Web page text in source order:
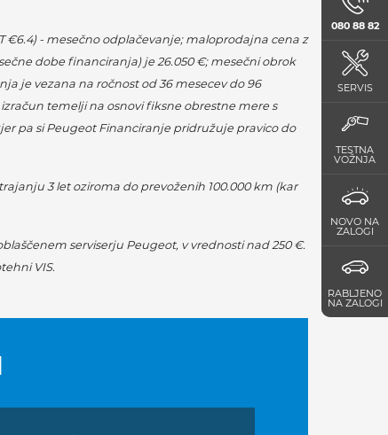
080 88 82
SERVIS
TESTNA
VOŽNJA
NOVO NA
ZALOGI
RABLJENO
NA ZALOGI
€6.4) - mesečno odplačevanje; maloprodajna cena z
dobe financiranja) je 26.050 €; mesečni obrok
je vezana na ročnost od 36 mesecev do 96
temelji na osnovi fiksne obrestne mere s
pa si Peugeot Financiranje pridružuje pravico do
3 let oziroma do prevoženih 100.000 km (kar
serviserju Peugeot, v vrednosti nad 250 €.
VIS.